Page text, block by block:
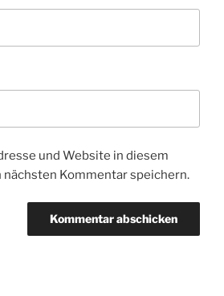
und Website in diesem
Kommentar speichern.